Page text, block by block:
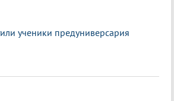
ученики предуниверсария